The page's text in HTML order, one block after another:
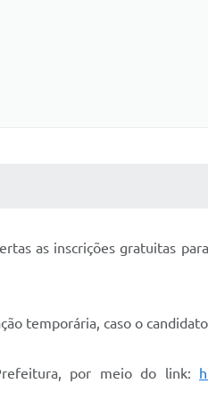
MÍDIAS
as inscrições gratuitas
temporária, caso o
por meio do link: